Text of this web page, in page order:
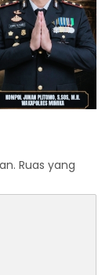
Ruas yang